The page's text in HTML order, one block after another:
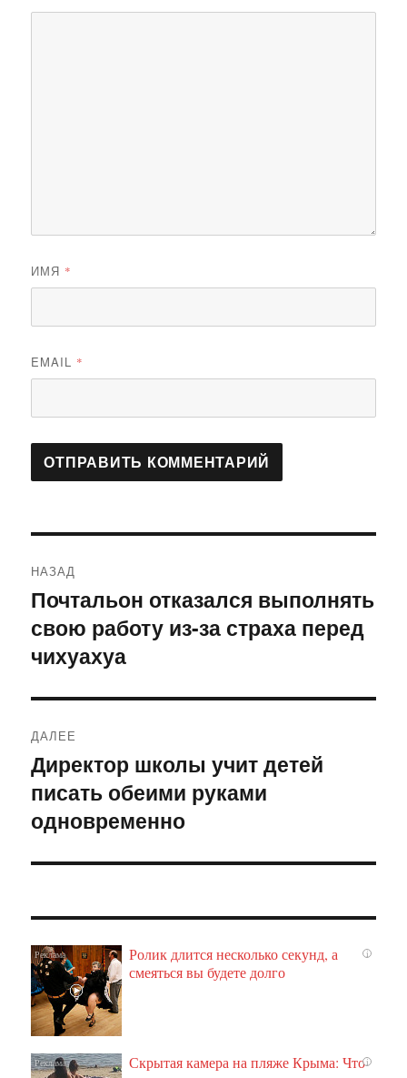
ИМЯ *
EMAIL *
по
записям
НАЗАД
Предыдущая
запись:
Почтальон отказался выполнять
свою работу из-за страха перед
чихуахуа
ДАЛЕЕ
Следующая
запись:
Директор школы учит детей
писать обеими руками
одновременно
i
Ролик длится несколько секунд, а
смеяться вы будете долго
i
Скрытая камера на пляже Крыма: Что